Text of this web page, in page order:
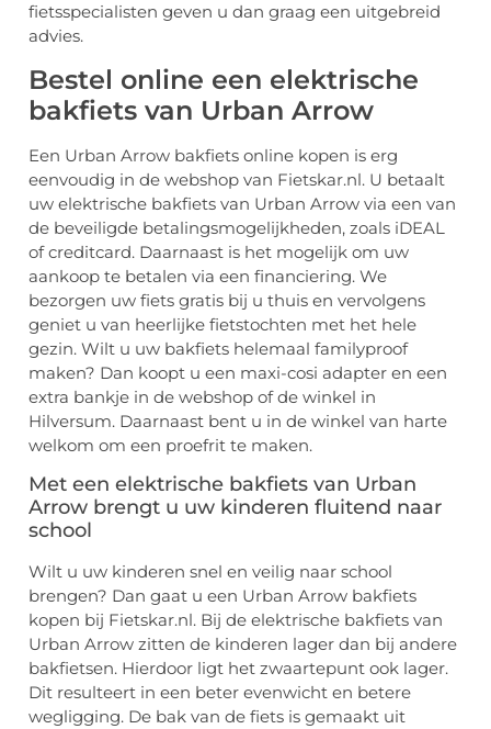
fietsspecialisten geven u dan graag een uitgebreid
advies.
Bestel online een elektrische
bakfiets van Urban Arrow
Een Urban Arrow bakfiets online kopen is erg
eenvoudig in de webshop van Fietskar.nl. U betaalt
uw elektrische bakfiets van Urban Arrow via een van
de beveiligde betalingsmogelijkheden, zoals iDEAL
of creditcard. Daarnaast is het mogelijk om uw
aankoop te betalen via een financiering. We
bezorgen uw fiets gratis bij u thuis en vervolgens
geniet u van heerlijke fietstochten met het hele
gezin. Wilt u uw bakfiets helemaal familyproof
maken? Dan koopt u een maxi-cosi adapter en een
extra bankje in de webshop of de winkel in
Hilversum. Daarnaast bent u in de winkel van harte
welkom om een proefrit te maken.
Met een elektrische bakfiets van Urban
Arrow brengt u uw kinderen fluitend naar
school
Wilt u uw kinderen snel en veilig naar school
brengen? Dan gaat u een Urban Arrow bakfiets
kopen bij Fietskar.nl. Bij de elektrische bakfiets van
Urban Arrow zitten de kinderen lager dan bij andere
bakfietsen. Hierdoor ligt het zwaartepunt ook lager.
Dit resulteert in een beter evenwicht en betere
wegligging. De bak van de fiets is gemaakt uit